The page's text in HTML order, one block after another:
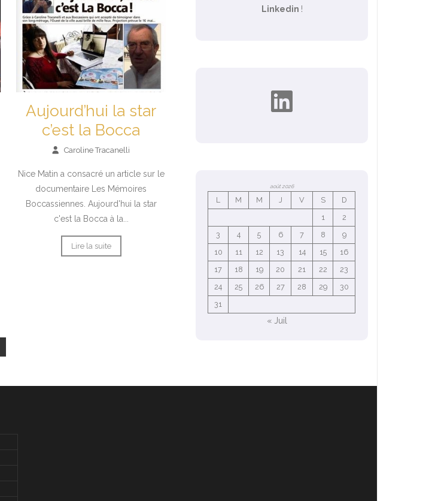
Aujourd’hui la star
c’est la Bocca
Caroline Tracanelli
Nice Matin a consacré un article sur le
documentaire Les Mémoires
Boccassiennes. Aujourd'hui la star
c'est la Bocca à la...
Lire la suite
Linkedin !
août 2026
L M M J V S
D
1
2
3
4 5 6 7 8
9
10
11 12 13 14 15
16
17
18 19 20 21 22
23
24
25 26 27 28 29
30
31
« Juil